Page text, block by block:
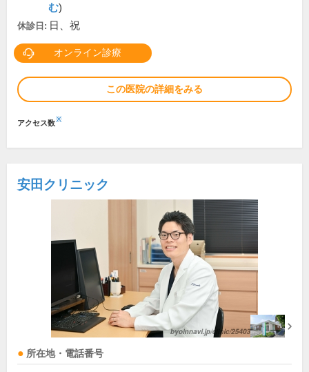
む)
休診日: 日、祝
オンライン診療
この医院の詳細をみる
アクセス数※
安田クリニック
所在地・電話番号